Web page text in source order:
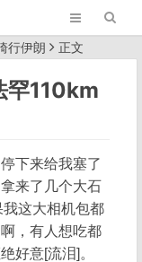
行伊朗 正文
罕110km
下来给我塞了
来了几个大石
这大相机包都
，有人想吃都
好意[流泪]。